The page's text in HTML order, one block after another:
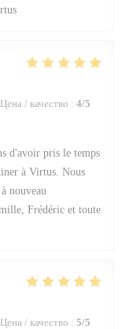
Цена / качество : 4/5
d'avoir pris le temps
à Virtus. Nous
nouveau
Frédéric et toute
Цена / качество : 5/5